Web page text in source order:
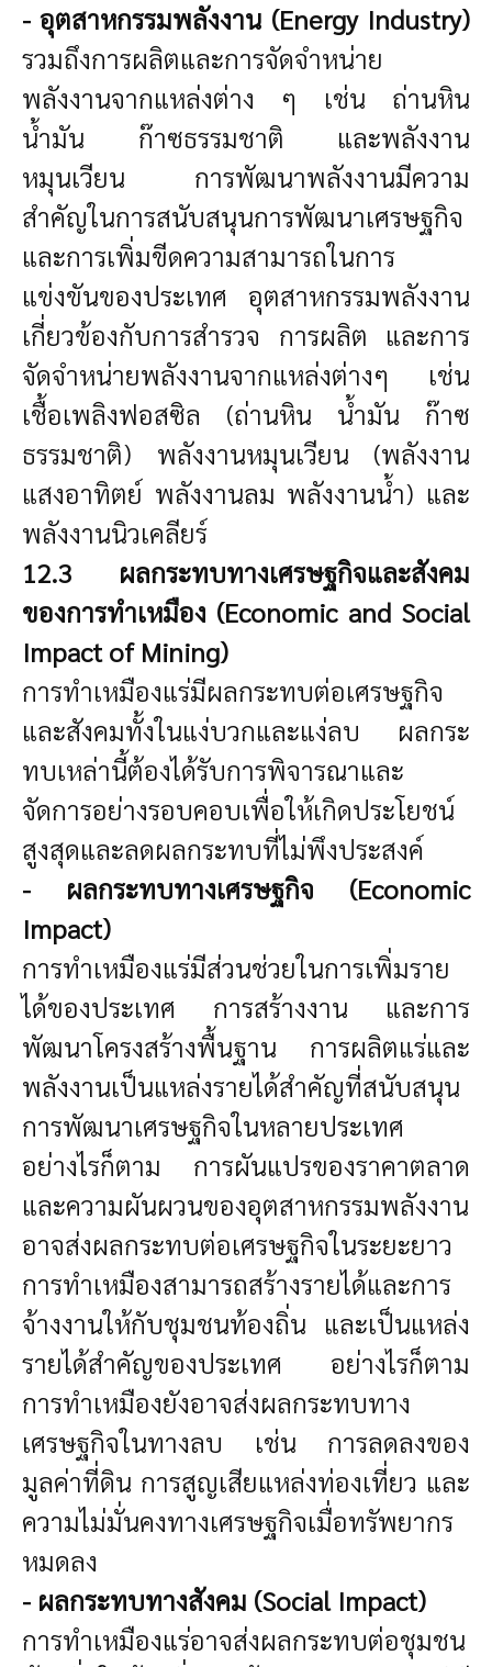
- อุตสาหกรรมพลังงาน (Energy Industry)
รวมถึงการผลิตและการจัดจำหน่าย
พลังงานจากแหล่งต่าง ๆ เช่น ถ่านหิน
น้ำมัน ก๊าซธรรมชาติ และพลังงาน
หมุนเวียน การพัฒนาพลังงานมีความ
สำคัญในการสนับสนุนการพัฒนาเศรษฐกิจ
และการเพิ่มขีดความสามารถในการ
แข่งขันของประเทศ อุตสาหกรรมพลังงาน
เกี่ยวข้องกับการสำรวจ การผลิต และการ
จัดจำหน่ายพลังงานจากแหล่งต่างๆ เช่น
เชื้อเพลิงฟอสซิล (ถ่านหิน น้ำมัน ก๊าซ
ธรรมชาติ) พลังงานหมุนเวียน (พลังงาน
แสงอาทิตย์ พลังงานลม พลังงานน้ำ) และ
พลังงานนิวเคลียร์
12.3 ผลกระทบทางเศรษฐกิจและสังคม
ของการทำเหมือง (Economic and Social
Impact of Mining)
การทำเหมืองแร่มีผลกระทบต่อเศรษฐกิจ
และสังคมทั้งในแง่บวกและแง่ลบ ผลกระ
ทบเหล่านี้ต้องได้รับการพิจารณาและ
จัดการอย่างรอบคอบเพื่อให้เกิดประโยชน์
สูงสุดและลดผลกระทบที่ไม่พึงประสงค์
- ผลกระทบทางเศรษฐกิจ (Economic
Impact)
การทำเหมืองแร่มีส่วนช่วยในการเพิ่มราย
ได้ของประเทศ การสร้างงาน และการ
พัฒนาโครงสร้างพื้นฐาน การผลิตแร่และ
พลังงานเป็นแหล่งรายได้สำคัญที่สนับสนุน
การพัฒนาเศรษฐกิจในหลายประเทศ
อย่างไรก็ตาม การผันแปรของราคาตลาด
และความผันผวนของอุตสาหกรรมพลังงาน
อาจส่งผลกระทบต่อเศรษฐกิจในระยะยาว
การทำเหมืองสามารถสร้างรายได้และการ
จ้างงานให้กับชุมชนท้องถิ่น และเป็นแหล่ง
รายได้สำคัญของประเทศ อย่างไรก็ตาม
การทำเหมืองยังอาจส่งผลกระทบทาง
เศรษฐกิจในทางลบ เช่น การลดลงของ
มูลค่าที่ดิน การสูญเสียแหล่งท่องเที่ยว และ
ความไม่มั่นคงทางเศรษฐกิจเมื่อทรัพยากร
หมดลง
- ผลกระทบทางสังคม (Social Impact)
การทำเหมืองแร่อาจส่งผลกระทบต่อชุมชน